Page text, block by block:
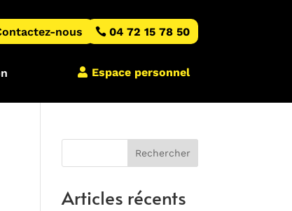
nous 04 72 15 78 50
Espace personnel
Rechercher
Articles récents